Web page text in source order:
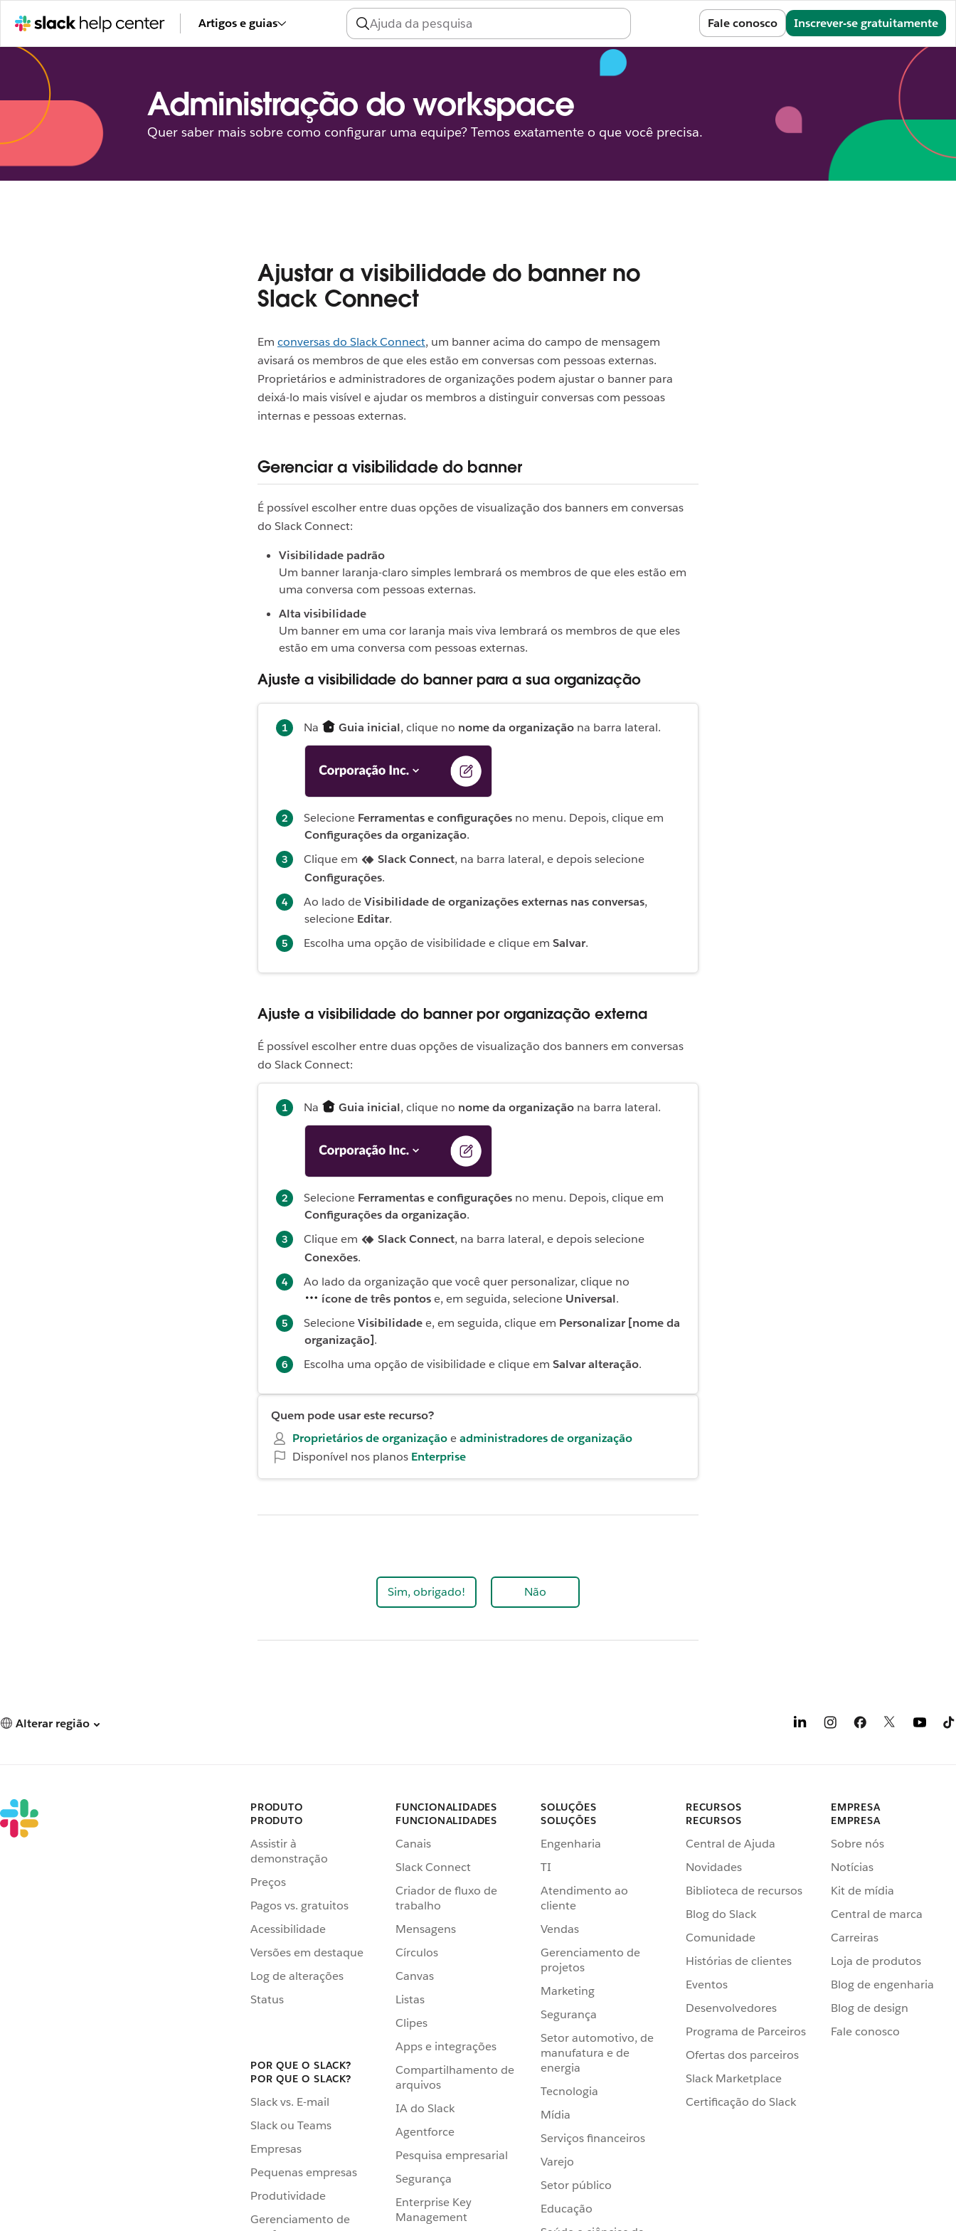
Artigos e guias Fale conosco Inscrever-se gratuitamente
Administração do workspace
Quer saber mais sobre como configurar uma equipe? Temos exatamente o que você precisa.
Ajustar a visibilidade do banner no
Slack Connect
Em conversas do Slack Connect, um banner acima do campo de mensagem
avisará os membros de que eles estão em conversas com pessoas externas.
Proprietários e administradores de organizações podem ajustar o banner para
deixá-lo mais visível e ajudar os membros a distinguir conversas com pessoas
internas e pessoas externas.
Gerenciar a visibilidade do banner
É possível escolher entre duas opções de visualização dos banners em conversas
do Slack Connect:
Visibilidade padrão
Um banner laranja-claro simples lembrará os membros de que eles estão em
uma conversa com pessoas externas.
Alta visibilidade
Um banner em uma cor laranja mais viva lembrará os membros de que eles
estão em uma conversa com pessoas externas.
Ajuste a visibilidade do banner para a sua organização
Na Guia inicial, clique no nome da organização na barra lateral.
Selecione Ferramentas e configurações no menu. Depois, clique em
Configurações da organização.
Clique em
Slack Connect, na barra lateral, e depois selecione
Configurações.
Ao lado deVisibilidade de organizações externas nas conversas,
selecione Editar.
Escolha uma opção de visibilidade e clique em Salvar.
Ajuste a visibilidade do banner por organização externa
É possível escolher entre duas opções de visualização dos banners em conversas
do Slack Connect:
Na Guia inicial, clique no nome da organização na barra lateral.
Selecione Ferramentas e configurações no menu. Depois, clique em
Configurações da organização.
Clique em
Slack Connect, na barra lateral, e depois selecione
Conexões.
Ao lado da organização que você quer personalizar, clique no
ícone de três pontose, em seguida, selecione Universal.
SelecioneVisibilidadee, em seguida, clique em Personalizar [nome da
organização].
Escolha uma opção de visibilidade e clique em Salvar alteração.
Quem pode usar este recurso?
Proprietários de organizaçãoeadministradores de organização
Disponível nos planos Enterprise
Sim, obrigado! Não
Alterar região
PRODUTO
PRODUTO
Assistir à
demonstração
Preços
Pagos vs. gratuitos
Acessibilidade
Versões em destaque
Log de alterações
Status
POR QUE O SLACK?
POR QUE O SLACK?
Slack vs. E-mail
Slack ou Teams
Empresas
Pequenas empresas
Produtividade
Gerenciamento de
FUNCIONALIDADES
FUNCIONALIDADES
Canais
Slack Connect
Criador de fluxo de
trabalho
Mensagens
Círculos
Canvas
Listas
Clipes
Apps e integrações
Compartilhamento de
arquivos
IA do Slack
Agentforce
Pesquisa empresarial
Segurança
Enterprise Key
Management
SOLUÇÕES
SOLUÇÕES
Engenharia
TI
Atendimento ao
cliente
Vendas
Gerenciamento de
projetos
Marketing
Segurança
Setor automotivo, de
manufatura e de
energia
Tecnologia
Mídia
Serviços financeiros
Varejo
Setor público
Educação
RECURSOS
RECURSOS
Central de Ajuda
Novidades
Biblioteca de recursos
Blog do Slack
Comunidade
Histórias de clientes
Eventos
Desenvolvedores
Programa de Parceiros
Ofertas dos parceiros
Slack Marketplace
Certificação do Slack
EMPRESA
EMPRESA
Sobre nós
Notícias
Kit de mídia
Central de marca
Carreiras
Loja de produtos
Blog de engenharia
Blog de design
Fale conosco